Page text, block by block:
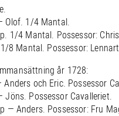
Olof. 1/4 Mantal.
1/4 Mantal. Possessor:
8 Mantal. Possessor:
år 1728:
och Eric. Possessor
Jöns. Possessor Cavalleriet.
— Anders. Possessor: Fru